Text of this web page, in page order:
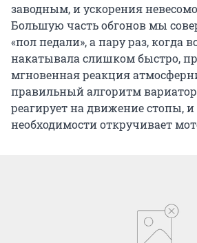
заводным, и ускорения
Большую часть обгонов мы
«пол педали», а пару раз, когда
накатывала слишком быстро,
мгновенная реакция
правильный алгоритм
реагирует на движение стопы,
необходимости откручивает